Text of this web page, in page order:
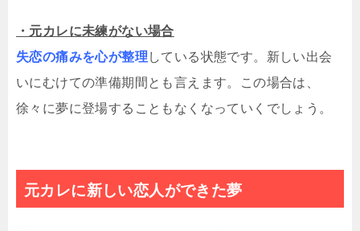
・元カレに未練がない場合
失恋の痛みを心が整理 している状態です。新しい出会
いにむけての準備期間とも言えます。この場合は、
徐々に夢に登場することもなくなっていくでしょう。
元カレに新しい恋人ができた夢